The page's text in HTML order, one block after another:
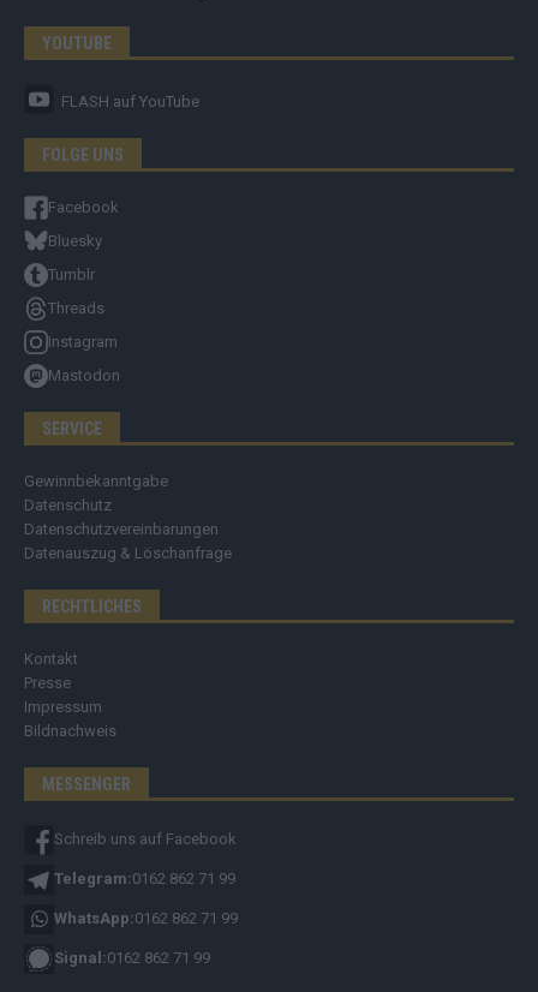
YOUTUBE
FLASH auf YouTube
FOLGE UNS
Facebook
Bluesky
Tumblr
Threads
Instagram
Mastodon
SERVICE
Gewinnbekanntgabe
Datenschutz
Datenschutzvereinbarungen
Datenauszug & Löschanfrage
RECHTLICHES
Kontakt
Presse
Impressum
Bildnachweis
MESSENGER
Schreib uns auf Facebook
Telegram:0162 862 71 99
WhatsApp:0162 862 71 99
Signal:0162 862 71 99